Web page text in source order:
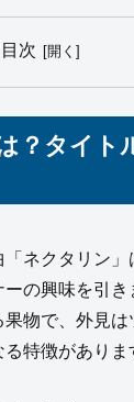
目次
？タイト
ネクタリン」
の興味を引
物で、外見
特徴がありま